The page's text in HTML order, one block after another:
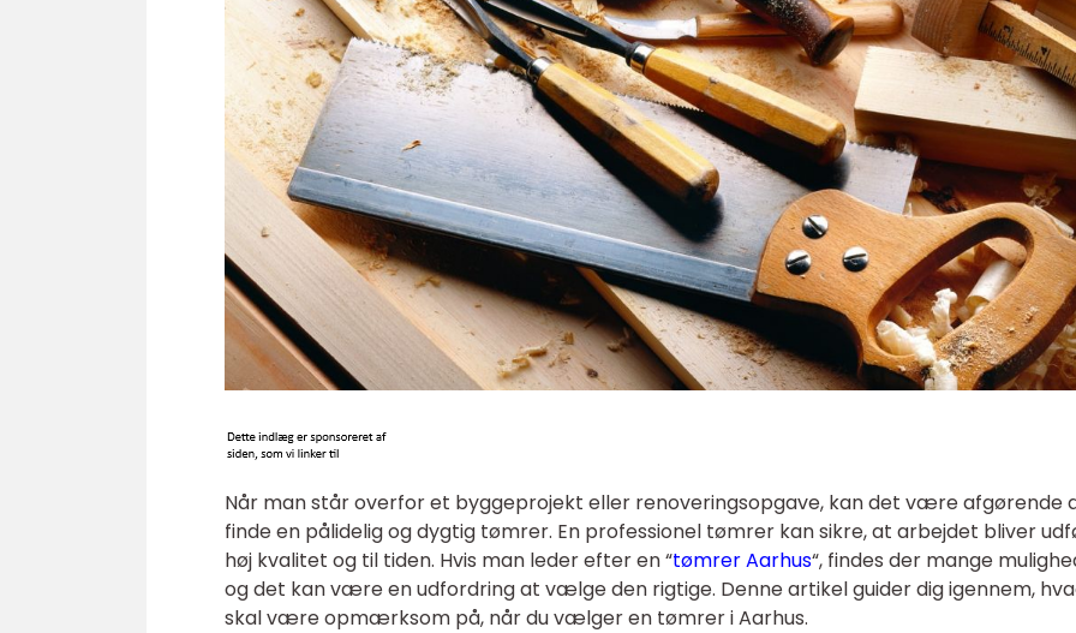
Når man står overfor et byggeprojekt eller renoveringsopgave, kan det være afgørende
finde en pålidelig og dygtig tømrer. En professionel tømrer kan sikre, at arbejdet bliver
høj kvalitet og til tiden. Hvis man leder efter en “tømrer Aarhus“, findes der mange
og det kan være en udfordring at vælge den rigtige. Denne artikel guider dig igennem,
skal være opmærksom på, når du vælger en tømrer i Aarhus.